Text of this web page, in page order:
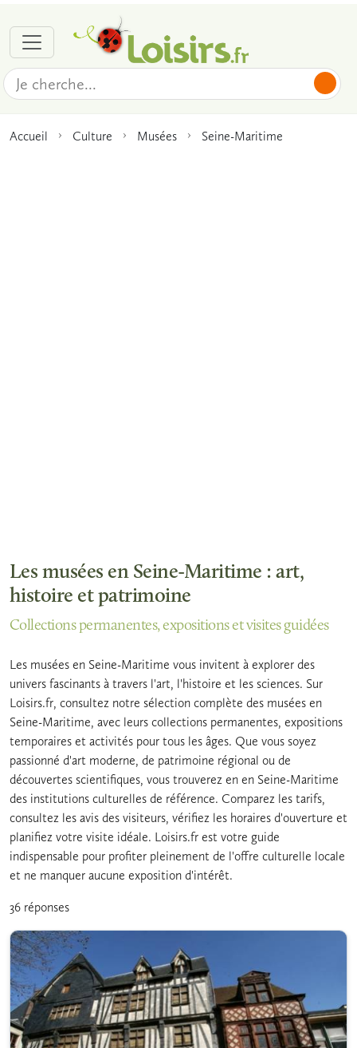
Accueil Culture Musées Seine-Maritime
Les musées en Seine-Maritime : art,
histoire et patrimoine
Collections permanentes, expositions et visites guidées
Les musées en Seine-Maritime vous invitent à explorer des
univers fascinants à travers l'art, l'histoire et les sciences. Sur
Loisirs.fr, consultez notre sélection complète des musées en
Seine-Maritime, avec leurs collections permanentes, expositions
temporaires et activités pour tous les âges. Que vous soyez
passionné d'art moderne, de patrimoine régional ou de
découvertes scientifiques, vous trouverez en en Seine-Maritime
des institutions culturelles de référence. Comparez les tarifs,
consultez les avis des visiteurs, vérifiez les horaires d'ouverture et
planifiez votre visite idéale. Loisirs.fr est votre guide
indispensable pour profiter pleinement de l'offre culturelle locale
et ne manquer aucune exposition d'intérêt.
36 réponses